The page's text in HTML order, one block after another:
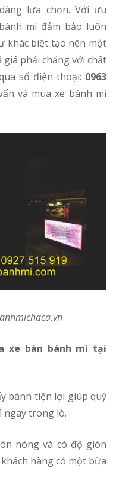
lựa chọn. Với ưu
mì đảm bảo luôn
khác biệt tạo nên một
giá phải chăng với chất
số điện thoại: 0963
và mua xe bánh mì
ngay trong lò.
hàng có một bữa